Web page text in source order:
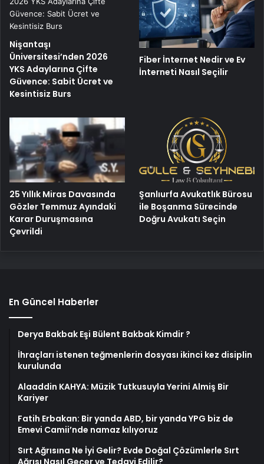
Nişantaşı
Üniversitesi’nden 2026
YKS Adaylarına Çifte
Güvence: Sabit Ücret ve
Kesintisiz Burs
Fiber İnternet Nedir ve Ev
İnterneti Nasıl Seçilir
25 Yıllık Miras Davasında
Gözler Temmuz Ayındaki
Karar Duruşmasına
Çevrildi
Şanlıurfa Avukatlık Bürosu
ile Boşanma Sürecinde
Doğru Avukatı Seçin
En Güncel Haberler
Derya Bakbak Eşi Bülent Bakbak Kimdir ?
İhraçları istenen teğmenlerin dosyası ikinci kez disiplin
kurulunda
Alaaddin KAHYA: Müzik Tutkusuyla Yerini Almiş Bir
Kariyer
Fatih Erbakan: Bir yanda ABD, bir yanda YPG biz de
Emevi Camii’nde namaz kılıyoruz
Sırt Ağrısına Ne İyi Gelir? Evde Doğal Çözümlerle Sırt